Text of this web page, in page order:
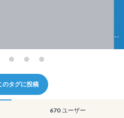
--
のタグに投稿
670 ユーザー